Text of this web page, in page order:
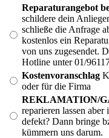
Reparaturangebot
schildere dein
schließe die Anfrage
kostenlos ein
von uns zugesendet.
Hotline unter 01/
Kostenvoranschlag
oder für die Firma
REKLAMATION/
reparieren lassen
defekt? Dann bringe
kümmern uns darum.